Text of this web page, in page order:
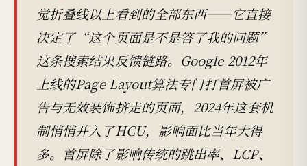
觉折叠线以上看到的全部东西——它直接
决定了“这个页面是不是答了我的问题”
这条搜索结果反馈链路。Google 2012年
上线的Page Layout算法专门打首屏被广
告与无效装饰挤走的页面，2024年这套机
制悄悄并入了HCU，影响面比当年大得
多。首屏除了影响传统的跳出率、LCP、